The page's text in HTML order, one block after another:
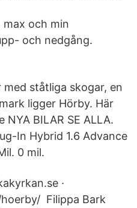
och min
och nedgång.
ståtliga skogar, en
ligger Hörby. Här
NYA BILAR SE ALLA.
In Hybrid 1.6 Advance
0 mil.
·
Filippa Bark